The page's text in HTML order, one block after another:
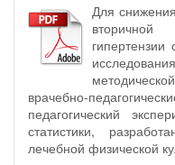
Для
вторичной
врачебно-
педагогический
статистики,
лечебной физической